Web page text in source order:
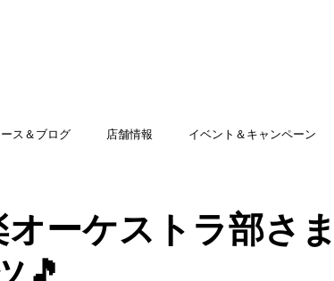
ス＆ブログ 店舗情報 イベント＆キャンペーン
オーケストラ部さ